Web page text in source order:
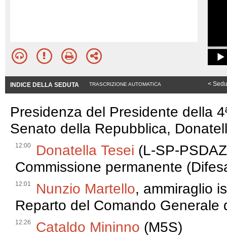
INDICE DELLA SEDUTA TRASCRIZIONE AUTOMATICA <
Presidenza del Presidente della
Senato della Repubblica,
12:00 Donatella Tesei (L-SP-
Commissione permanente
12:01 Nunzio Martello, ammiraglio
Reparto del Comando Generale
12:26 Cataldo Mininno (M5S)